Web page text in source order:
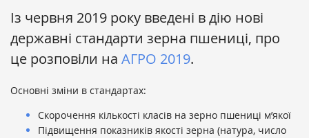
Із червня 2019 року введені в дію нові
державні стандарти зерна пшениці, про
це розповіли на АГРО 2019.
Основні зміни в стандартах:
Скорочення кількості класів на зерно пшениці м’якої
Підвищення показників якості зерна (натура, число